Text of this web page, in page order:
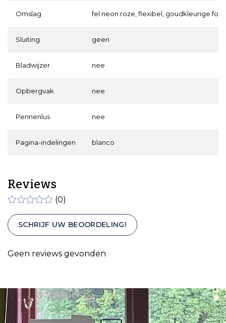
Omslag fel neon roze, flexibel, goudkleurige
Sluiting geen
Bladwijzer nee
Opbergvak nee
Pennenlus nee
Pagina-indelingen blanco
Reviews
(0)
SCHRIJF UW BEOORDELING!
Geen reviews gevonden